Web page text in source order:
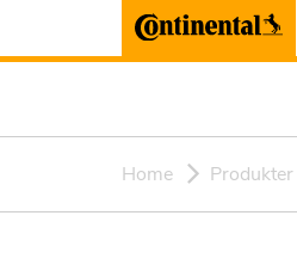
Home Produkter